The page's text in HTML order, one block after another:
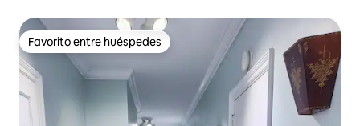
Favorito entre huéspedes
Favorito entre huéspedes